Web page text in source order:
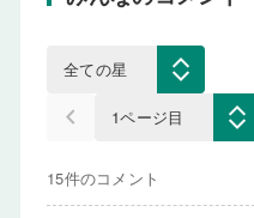
keyboard_arrow_left
15件のコメント